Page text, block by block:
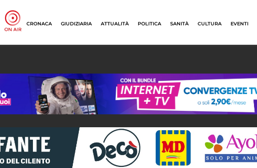
CRONACA GIUDIZIARIA ATTUALITÀ POLITICA SANITÀ CULTURA EVENTI